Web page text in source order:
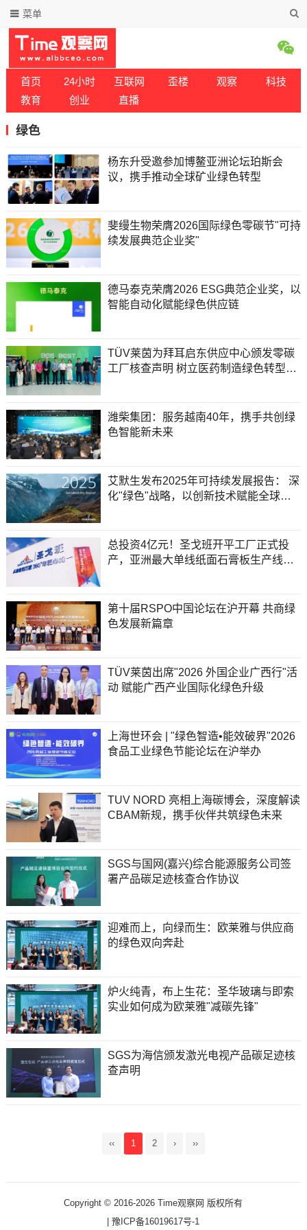
菜单
首页 24小时 互联网 歪楼 观察
科技
教育
创业 直播
绿色
杨东升受邀参加博鳌亚洲论坛珀斯会
议，携手推动全球矿业绿色转型
斐缦生物荣膺2026国际绿色零碳节"可持
续发展典范企业奖"
德马泰克荣膺2026 ESG典范企业奖，以
智能自动化赋能绿色供应链
TÜV莱茵为拜耳启东供应中心颁发零碳
工厂核查声明 树立医药制造绿色转型标
潍柴集团：服务越南40年，携手共创绿
色智能新未来
艾默生发布2025年可持续发展报告： 深
化"绿色"战略，以创新技术赋能全球净
总投资4亿元！圣戈班开平工厂正式投
产，亚洲最大单线纸面石膏板生产线落
第十届RSPO中国论坛在沪开幕 共商绿
色发展新篇章
TÜV莱茵出席"2026 外国企业广西行"活
动 赋能广西产业国际化绿色升级
上海世环会 | "绿色智造•能效破界"2026
食品工业绿色节能论坛在沪举办
TUV NORD 亮相上海碳博会，深度解读
CBAM新规，携手伙伴共筑绿色未来
SGS与国网(嘉兴)综合能源服务公司签
署产品碳足迹核查合作协议
迎难而上，向绿而生：欧莱雅与供应商
的绿色双向奔赴
炉火纯青，布上生花：圣华玻璃与即索
实业如何成为欧莱雅"减碳先锋"
SGS为海信颁发激光电视产品碳足迹核
查声明
‹‹ 1 2 › ››
Copyright © 2016-2026 Time观察网 版权所有
|豫ICP备16019617号-1